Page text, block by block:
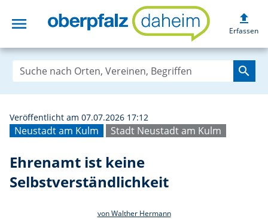
menu Ehrenamt ist
upload
Erfassen
search
Neustadt am Kulm Stadt Neustadt am Kulm
Veröffentlicht am 07.07.2026 17:12
Ehrenamt ist keine
Selbstverständlichkeit
von Walther Hermann